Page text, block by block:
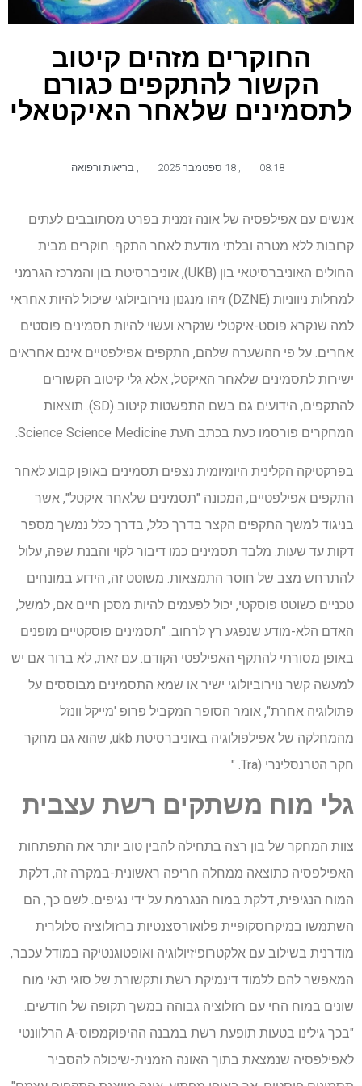
החוקרים מזהים קיטוב
הקשור להתקפים כגורם
לתסמינים שלאחר האיקטאלי
08:18 בריאות ורפואה
אנשים עם אפילפסיה של אונה זמנית בפרט מסתובבים לעתים
קרובות ללא מטרה ובלתי מודעת לאחר התקף. חוקרים מבית
החולים האוניברסיטאי בון (UKB), אוניברסיטת בון והמרכז הגרמני
למחלות ניווניות (DZNE) זיהו מנגנון נוירוביולוגי שיכול להיות אחראי
למה שנקרא פוסט-איקטלי שנקרא ועשוי להיות תסמינים פוסטים
אחרים. על פי ההשערה שלהם, התקפים אפילפטיים אינם אחראים
ישירות לתסמינים שלאחר האיקטל, אלא גלי קיטוב הקשורים
להתקפים, הידועים גם בשם התפשטות קיטוב (SD). תוצאות
המחקרים פורסמו כעת בכתב העת Science Science Medicine.
בפרקטיקה הקלינית היומיומית נצפים תסמינים באופן קבוע לאחר
התקפים אפילפטיים, המכונה "תסמינים שלאחר איקטל", אשר
בניגוד למשך התקפים הקצר בדרך כלל, בדרך כלל נמשך מספר
דקות עד שעות. מלבד תסמינים כמו דיבור לקוי והבנת שפה, עלול
להתרחש מצב של חוסר התמצאות. משוטט זה, הידוע במונחים
טכניים כשוטט פוסקטי, יכול לפעמים להיות מסכן חיים אם, למשל,
האדם הלא-מודע שנפגע רץ לרחוב. "תסמינים פוסקטיים מופנים
באופן מסורתי להתקף האפילפטי הקודם. עם זאת, לא ברור אם יש
למעשה קשר נוירוביולוגי ישיר או שמא התסמינים מבוססים על
פתולוגיה אחרת", אומר הסופר המקביל פרופ 'מייקל וונזל
מהמחלקה של אפילפולוגיה באוניברסיטת ukb, שהוא גם מחקר
חקר הטרנסלינרי (Tra. "
גלי מוח משתקים רשת עצבית
צוות המחקר של בון רצה בתחילה להבין טוב יותר את התפתחות
האפילפסיה כתוצאה ממחלה חריפה ראשונית-במקרה זה, דלקת
המוח הנגיפית, דלקת במוח הנגרמת על ידי נגיפים. לשם כך, הם
השתמשו במיקרוסקופיית פלואורסצנטיות ברזולוציה סלולרית
מודרנית בשילוב עם אלקטרופיזיולוגיה ואופטוגנטיקה במודל עכבר,
המאפשר להם ללמוד דינמיקת רשת ותקשורת של סוגי תאי מוח
שונים במוח החי עם רזולוציה גבוהה במשך תקופה של חודשים.
"בכך גילינו בטעות תופעת רשת במבנה ההיפוקמפוס-A הרלוונטי
לאפילפסיה שנמצאת בתוך האונה הזמנית-שיכולה להסביר